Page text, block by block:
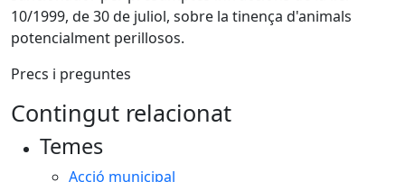
10/1999, de 30 de juliol, sobre la tinença d'animals
potencialment perillosos.
Precs i preguntes
Contingut relacionat
Temes
Acció municipal